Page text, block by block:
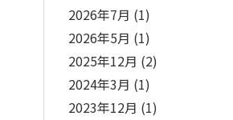
2026年7月 (1)
2026年5月 (1)
2025年12月 (2)
2024年3月 (1)
2023年12月 (1)